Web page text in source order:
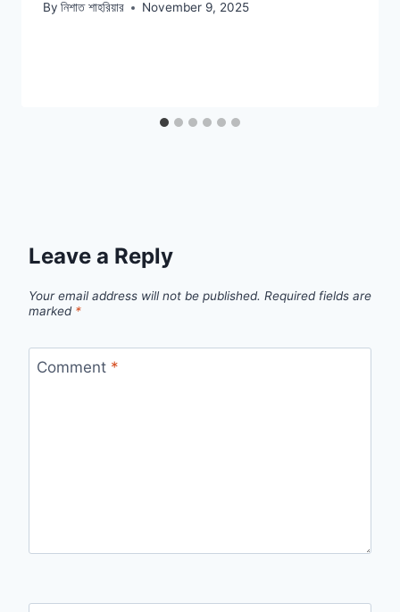
By নিশাত শাহরিয়ার November 9, 2025
Leave a Reply
Your email address will not be published. Required fields are
marked *
Comment *